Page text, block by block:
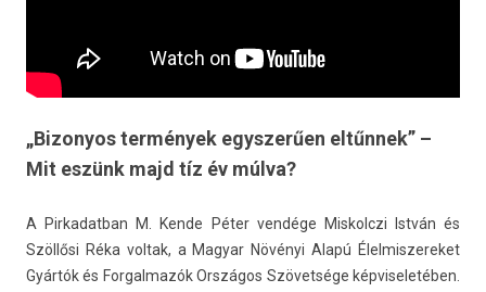
„Bizonyos termények egyszerűen eltűnnek” –
Mit eszünk majd tíz év múlva?
A Pir­kadat­ban M. Kende Péter vendége Mis­kolczi István és
Szöllősi Réka vol­tak, a Magyar Növényi Alapú Élel­miszereket
Gyártók és For­galmazók Országos Szövetsége kép­viseletéb­en.